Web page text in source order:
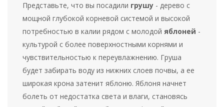
Представьте, что вы посадили грушу - дерево с
мощной глубокой корневой системой и высокой
потребностью в калии рядом с молодойяблоней -
культурой с более поверхностными корнями и
чувствительностью к переувлажнению. Груша
будет забирать воду из нижних слоев почвы, а ее
широкая крона затенит яблоню. Яблоня начнет
болеть от недостатка света и влаги, становясь